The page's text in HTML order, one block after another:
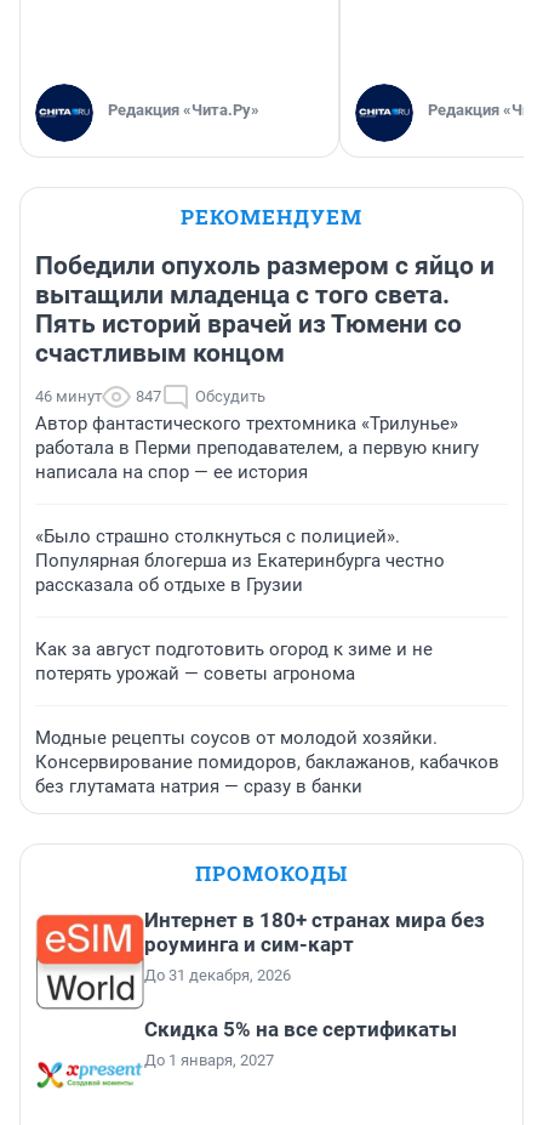
Редакция «Чита.Ру» Редакция
РЕКОМЕНДУЕМ
Победили опухоль размером с яйцо и
вытащили младенца с того света.
Пять историй врачей из Тюмени со
счастливым концом
46 минут 847 Обсудить
Автор фантастического трехтомника «Трилунье»
работала в Перми преподавателем, а первую книгу
написала на спор — ее история
«Было страшно столкнуться с полицией».
Популярная блогерша из Екатеринбурга честно
рассказала об отдыхе в Грузии
Как за август подготовить огород к зиме и не
потерять урожай — советы агронома
Модные рецепты соусов от молодой хозяйки.
Консервирование помидоров, баклажанов, кабачков
без глутамата натрия — сразу в банки
ПРОМОКОДЫ
Интернет в 180+ странах мира без
роуминга и сим-карт
До 31 декабря, 2026
Скидка 5% на все сертификаты
До 1 января, 2027